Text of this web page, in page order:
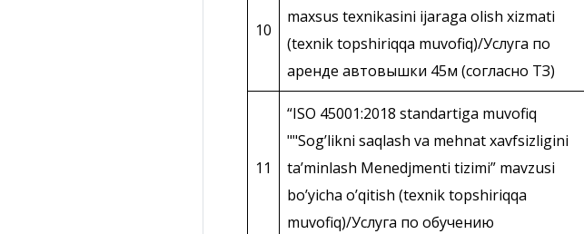
10
maxsus texnikasini ijaraga olish xizmati
(texnik topshiriqqa muvofiq)/Услуга по
аренде автовышки 45м (согласно ТЗ)
11
“ISO 45001:2018 standartiga muvofiq
""Sogʼlikni saqlash va mehnat xavfsizligini
taʼminlash Menedjmenti tizimi” mavzusi
boʼyicha oʼqitish (texnik topshiriqqa
muvofiq)/Услуга по обучению